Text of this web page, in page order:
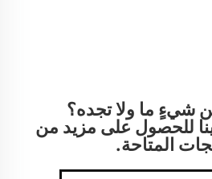
شيءٍ ما ولا تجده؟
للحصول على مزيد من
المتاحة.